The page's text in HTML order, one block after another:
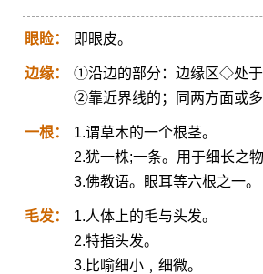
眼睑： 即眼皮。
边缘：
①沿边的部分：边缘区◇处于
②靠近界线的；同两方面或
一根：
1.谓草木的一个根茎。
2.犹一株;一条。用于细长之物
3.佛教语。眼耳等六根之一。
毛发：
1.人体上的毛与头发。
2.特指头发。
3.比喻细小﹐细微。